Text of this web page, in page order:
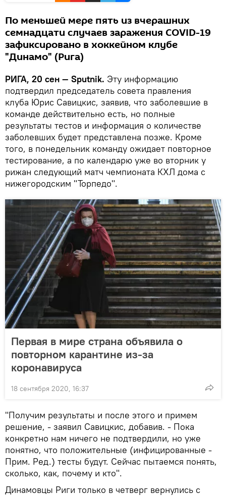
По меньшей мере пять из вчерашних
семнадцати случаев заражения COVID-19
зафиксировано в хоккейном клубе
"Динамо" (Рига)
РИГА, 20 сен — Sputnik. Эту информацию
подтвердил председатель совета правления
клуба Юрис Савицкис, заявив, что заболевшие в
команде действительно есть, но полные
результаты тестов и информация о количестве
заболевших будет представлена позже. Кроме
того, в понедельник команду ожидает повторное
тестирование, а по календарю уже во вторник у
рижан следующий матч чемпионата КХЛ дома с
нижегородским "Торпедо".
Первая в мире страна объявила о
повторном карантине из-за
коронавируса
18 сентября 2020, 16:37
"Получим результаты и после этого и примем
решение, - заявил Савицкис, добавив. - Пока
конкретно нам ничего не подтвердили, но уже
понятно, что положительные (инфицированные -
Прим. Ред.) тесты будут. Сейчас пытаемся понять,
сколько, как, почему и кто".
Динамовцы Риги только в четверг вернулись с